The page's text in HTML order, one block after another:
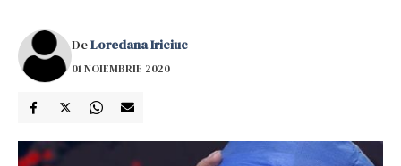
DeLoredana Iriciuc
01 NOIEMBRIE 2020